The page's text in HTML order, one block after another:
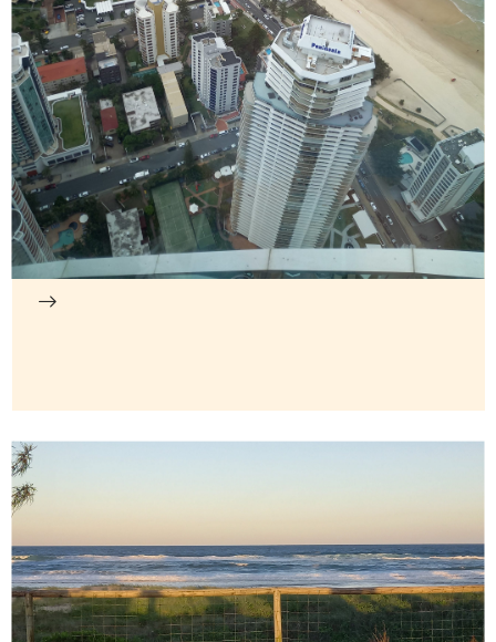
9:37 20. März 2023
GEBURTSTAG IN AUSTRALIEN
An einigen Tagen kommt mir die Zeit, die ich hier verbracht habe,
wie eine Ewigkeit vor. An anderen ...